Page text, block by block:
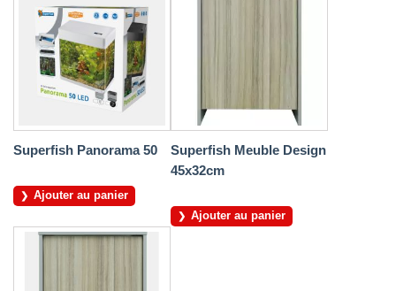
Superfish Panorama 50
Ajouter au panier
Superfish Meuble Design
45x32cm
Ajouter au panier